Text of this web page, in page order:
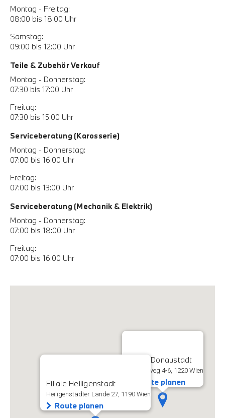
Montag - Freitag:
08:00 bis 18:00 Uhr
Samstag:
09:00 bis 12:00 Uhr
Teile & Zubehör Verkauf
Montag - Donnerstag:
07:30 bis 17:00 Uhr
Freitag:
07:30 bis 15:00 Uhr
Serviceberatung (Karosserie)
Montag - Donnerstag:
07:00 bis 16:00 Uhr
Freitag:
07:00 bis 13:00 Uhr
Serviceberatung (Mechanik & Elektrik)
Montag - Donnerstag:
07:00 bis 18:00 Uhr
Freitag:
07:00 bis 16:00 Uhr
Filiale Donaustadt
Rautenweg 4-6, 1220 Wien
Route planen
Filiale Heiligenstadt
Heiligenstädter Lände 27, 1190 Wien
Route planen